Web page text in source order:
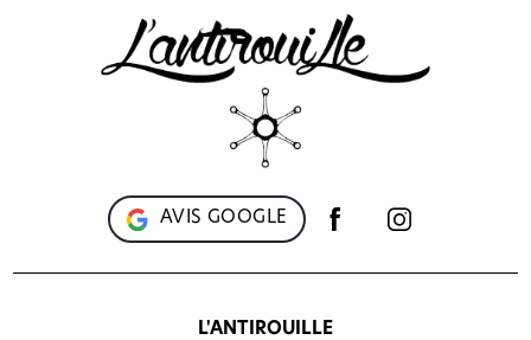
AVIS GOOGLE
L'ANTIROUILLE